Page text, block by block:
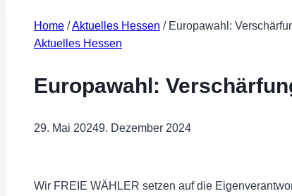
Home /Aktuelles Hessen / Europawahl:
Aktuelles Hessen
Europawahl:
29. Mai 20249. Dezember 2024
Wir FREIE WÄHLER setzen auf die